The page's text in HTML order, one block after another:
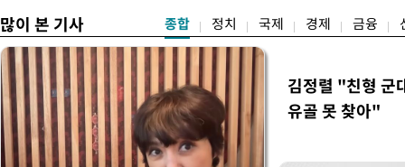
많이 본 기사 종합 정치 국제 경제 금융
김정렬 "친형 군
유골 못 찾아"